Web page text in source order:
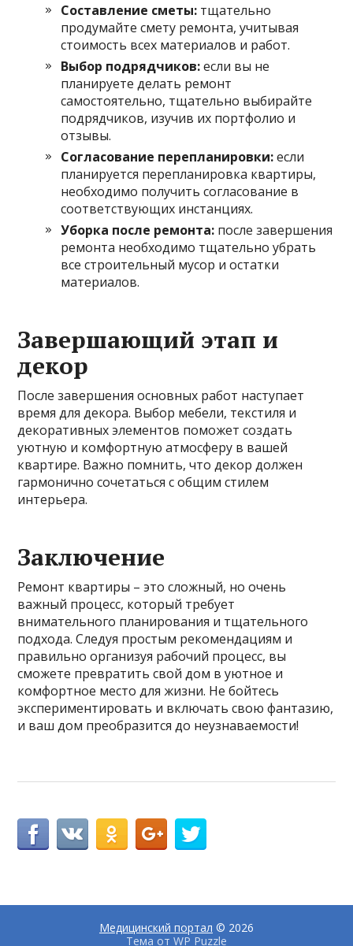
Составление сметы: тщательно
продумайте смету ремонта, учитывая
стоимость всех материалов и работ.
Выбор подрядчиков:если вы не
планируете делать ремонт
самостоятельно, тщательно выбирайте
подрядчиков, изучив их портфолио и
отзывы.
Согласование перепланировки:если
планируется перепланировка квартиры,
необходимо получить согласование в
соответствующих инстанциях.
Уборка после ремонта: после завершения
ремонта необходимо тщательно убрать
все строительный мусор и остатки
материалов.
Завершающий этап и
декор
После завершения основных работ наступает
время для декора. Выбор мебели, текстиля и
декоративных элементов поможет создать
уютную и комфортную атмосферу в вашей
квартире. Важно помнить, что декор должен
гармонично сочетаться с общим стилем
интерьера.
Заключение
Ремонт квартиры – это сложный, но очень
важный процесс, который требует
внимательного планирования и тщательного
подхода. Следуя простым рекомендациям и
правильно организуя рабочий процесс, вы
сможете превратить свой дом в уютное и
комфортное место для жизни. Не бойтесь
экспериментировать и включать свою фантазию,
и ваш дом преобразится до неузнаваемости!
Медицинский портал © 2026
Тема от WP Puzzle